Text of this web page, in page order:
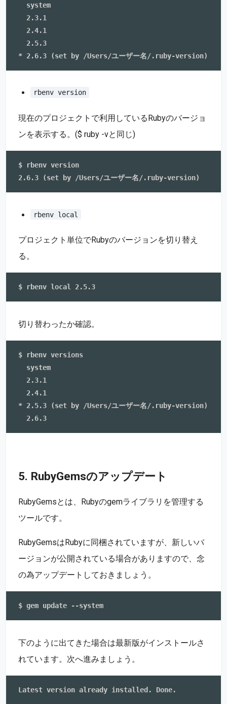
  system
  2.3.1
  2.4.1
  2.5.3
rbenv version
現在のプロジェクトで利用しているRubyのバージョ
ンを表示する。($ ruby -vと同じ)
$ rbenv version
rbenv local
プロジェクト単位でRubyのバージョンを切り替え
る。
切り替わったか確認。
$ rbenv versions
  system
  2.3.1
  2.4.1
* 2.5.3 (set by /Users/ユーザー名/.ruby-version)
5. RubyGemsのアップデート
RubyGemsとは、Rubyのgemライブラリを管理する
ツールです。
RubyGemsはRubyに同梱されていますが、新しいバ
ージョンが公開されている場合がありますので、念
の為アップデートしておきましょう。
下のように出てきた場合は最新版がインストールさ
れています。次へ進みましょう。